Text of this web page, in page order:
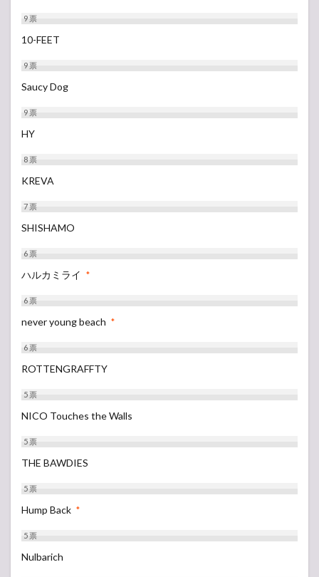
9票
10-FEET
9票
Saucy Dog
9票
HY
8票
KREVA
7票
SHISHAMO
6票
ハルカミライ *
6票
never young beach *
6票
ROTTENGRAFFTY
5票
NICO Touches the Walls
5票
THE BAWDIES
5票
Hump Back *
5票
Nulbarich